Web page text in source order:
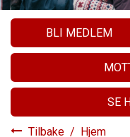
BLI MEDLEM
SE
Tilbake / Hjem